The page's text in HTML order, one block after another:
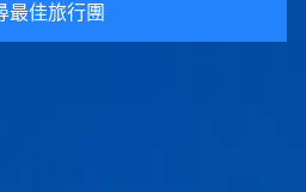
最佳旅行團